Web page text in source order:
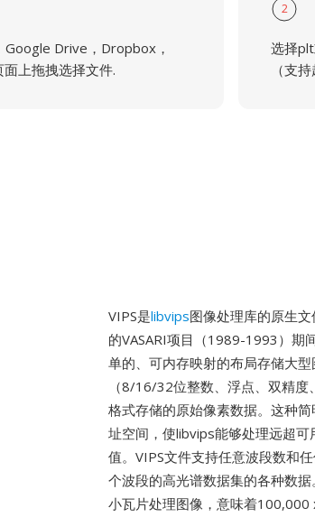
Google Drive，Dropbox，
面上拖拽选择文件.
2
选择
（支
VIPS是libvips图像处理库的原生
的VASARI项目（1989-1993）期
单的、可内存映射的布局存储大
（8/16/32位整数、浮点、双精
格式存储的原始像素数据。这种
址空间，使libvips能够处理远超
值。VIPS文件支持任意波段数和
个波段的高光谱数据集的各种数
小瓦片处理图像，意味着